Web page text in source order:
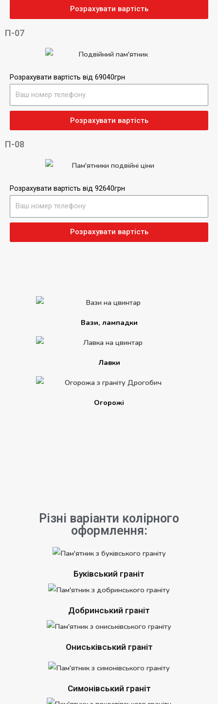
Розрахувати вартість
П-07
Розрахувати вартість від 69040грн
Розрахувати вартість
П-08
Розрахувати вартість від 92640грн
Розрахувати вартість
Вази, лампадки
Лавки
Огорожі
Різні варіанти колірного
оформлення:
Буківський граніт
Добринський граніт
Ониськівський граніт
Симонівський граніт